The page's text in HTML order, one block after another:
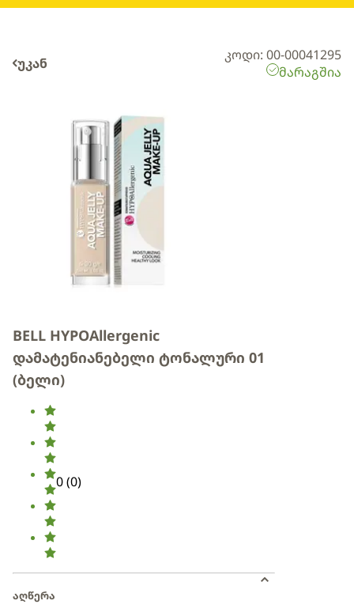
უკან
კოდი: 00-00041295
მარაგშია
BELL HYPOAllergenic
დამატენიანებელი ტონალური 01
(ბელი)
0(0)
აღწერა